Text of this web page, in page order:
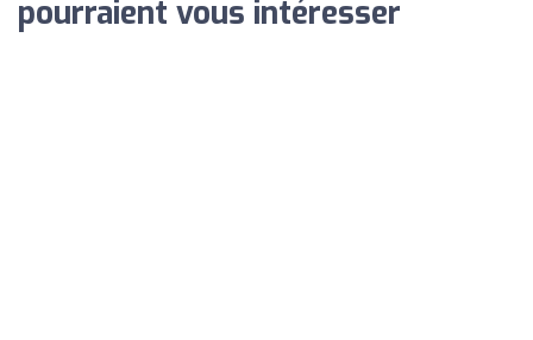
pourraient vous intéresser